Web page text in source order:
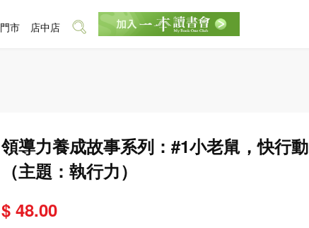
領導力養成故事系列：#1小老䑕，快行動
（主題：執行力）
$ 48.00
門市 店中店